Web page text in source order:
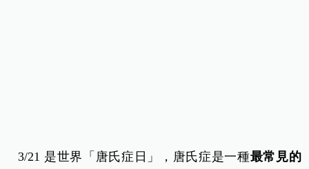
3/21 是世界「唐氏症日」，唐氏症是一種最常見的